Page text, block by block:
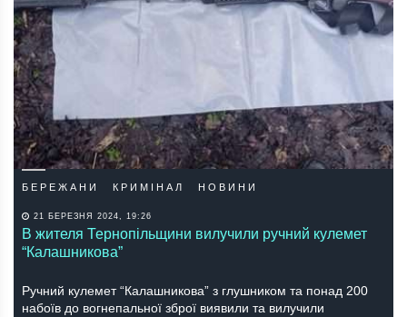
БЕРЕЖАНИ КРИМІНАЛ НОВИНИ
21 БЕРЕЗНЯ 2024, 19:26
В жителя Тернопільщини вилучили ручний кулемет
“Калашникова”
Ручний кулемет “Калашникова” з глушником та понад 200
набоїв до вогнепальної зброї виявили та вилучили